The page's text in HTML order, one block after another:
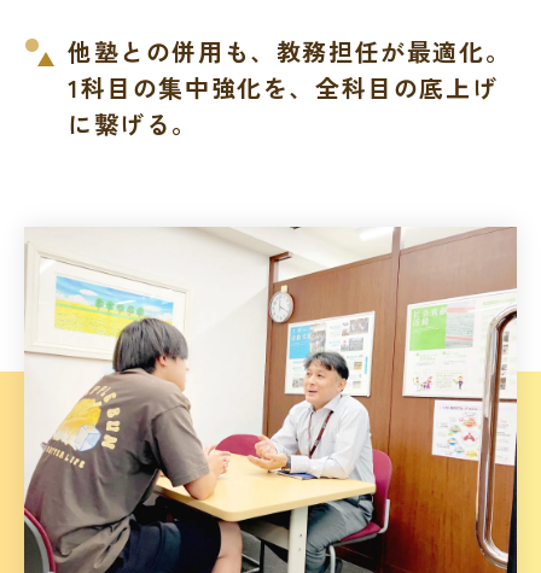
他塾との併用も、教務担任が最適化。
1科目の集中強化を、全科目の底上げ
に繋げる。